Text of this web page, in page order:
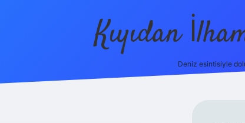
Kıyıdan
Deniz esintisiyle